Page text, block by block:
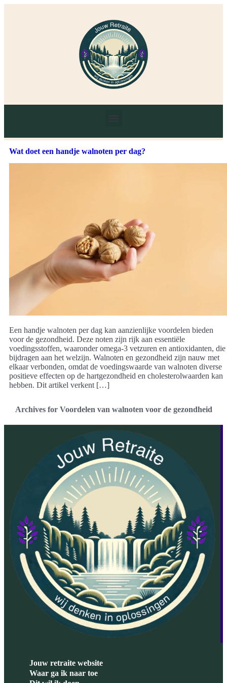
Wat doet een handje walnoten per dag?
Een handje walnoten per dag kan aanzienlijke voordelen bieden
voor de gezondheid. Deze noten zijn rijk aan essentiële
voedingsstoffen, waaronder omega-3 vetzuren en antioxidanten, die
bijdragen aan het welzijn. Walnoten en gezondheid zijn nauw met
elkaar verbonden, omdat de voedingswaarde van walnoten diverse
positieve effecten op de hartgezondheid en cholesterolwaarden kan
hebben. Dit artikel verkent […]
Archives for Voordelen van walnoten voor de gezondheid
Jouw retraite website
Waar ga ik naar toe